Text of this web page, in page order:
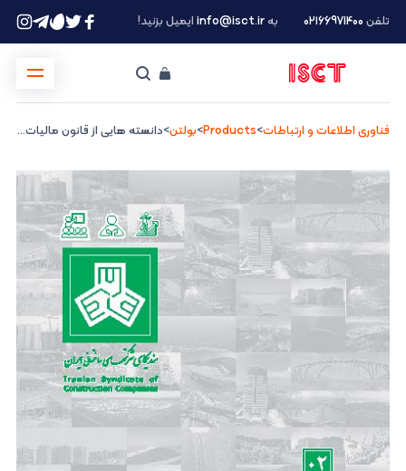
تلفن ۰۲۱66971400 بهinfo@isct.irایمیل بزنید!
فناوری اطلاعات و ارتباطات>
Products
>بولتن> دانسته هایی از قانون مالیات های مستقیم